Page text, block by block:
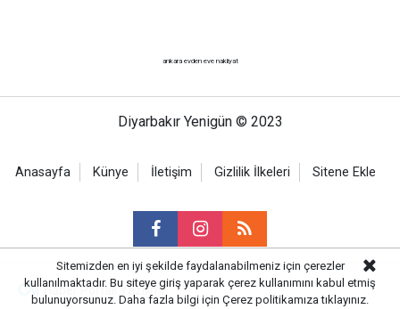
ankara evden eve nakliyat
Diyarbakır Yenigün © 2023
Anasayfa Künye İletişim Gizlilik İlkeleri Sitene Ekle
Haber Portalı Yazılımı
Sitemizden en iyi şekilde faydalanabilmeniz için çerezler
kullanılmaktadır. Bu siteye giriş yaparak çerez kullanımını kabul etmiş
bulunuyorsunuz. Daha fazla bilgi için Çerez politikamıza tıklayınız.